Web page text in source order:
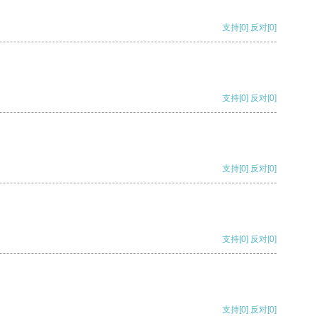
支持[0] 反对[0]
支持[0] 反对[0]
支持[0] 反对[0]
支持[0] 反对[0]
支持[0] 反对[0]